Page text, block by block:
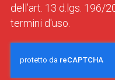
dell’art. 13 d.lgs. 196/
termini d'uso.